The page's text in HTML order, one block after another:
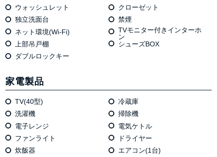
ウォッシュレット
クローゼット
独⽴洗⾯台
禁煙
ネット環境(Wi-Fi)
TVモニター付きインターホ
ン
上部吊戸棚
シューズBOX
ダブルロックキー
家電製品
TV(40型)
冷蔵庫
洗濯機
掃除機
電⼦レンジ
電気ケトル
ファンライト
ドライヤー
炊飯器
エアコン(1台)